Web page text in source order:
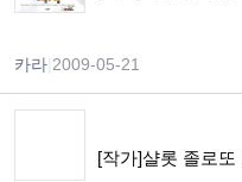
카라 2009-05-21
[작가]샬롯 졸로또